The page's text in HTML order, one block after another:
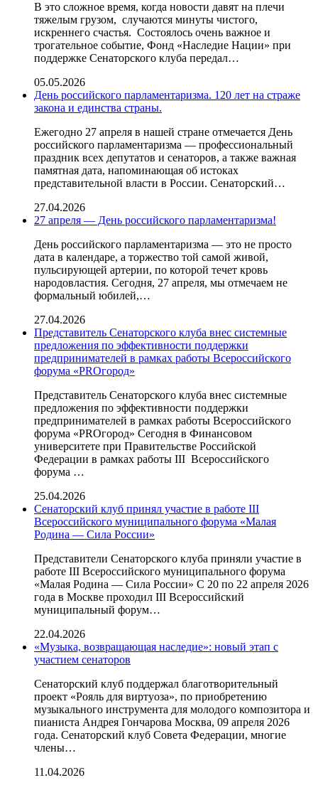
В это сложное время, когда новости давят на плечи
тяжелым грузом, случаются минуты чистого,
искреннего счастья. Состоялось очень важное и
трогательное событие, Фонд «Наследие Нации» при
поддержке Сенаторского клуба передал…
05.05.2026
День российского парламентаризма. 120 лет на страже
закона и единства страны.
Ежегодно 27 апреля в нашей стране отмечается День
российского парламентаризма — профессиональный
праздник всех депутатов и сенаторов, а также важная
памятная дата, напоминающая об истоках
представительной власти в России. Сенаторский…
27.04.2026
27 апреля — День российского парламентаризма!
День российского парламентаризма — это не просто
дата в календаре, а торжество той самой живой,
пульсирующей артерии, по которой течет кровь
народовластия. Сегодня, 27 апреля, мы отмечаем не
формальный юбилей,…
27.04.2026
Представитель Сенаторского клуба внес системные
предложения по эффективности поддержки
предпринимателей в рамках работы Всероссийского
форума «PROгород»
Представитель Сенаторского клуба внес системные
предложения по эффективности поддержки
предпринимателей в рамках работы Всероссийского
форума «PROгород» Сегодня в Финансовом
университете при Правительстве Российской
Федерации в рамках работы III Всероссийского
форума …
25.04.2026
Сенаторский клуб принял участие в работе III
Всероссийского муниципального форума «Малая
Родина — Сила России»
Представители Сенаторского клуба приняли участие в
работе III Всероссийского муниципального форума
«Малая Родина — Сила России» С 20 по 22 апреля 2026
года в Москве проходил III Всероссийский
муниципальный форум…
22.04.2026
«Музыка, возвращающая наследие»: новый этап с
участием сенаторов
Сенаторский клуб поддержал благотворительный
проект «Рояль для виртуоза», по приобретению
музыкального инструмента для молодого композитора и
пианиста Андрея Гончарова Москва, 09 апреля 2026
года. Сенаторский клуб Совета Федерации, многие
члены…
11.04.2026